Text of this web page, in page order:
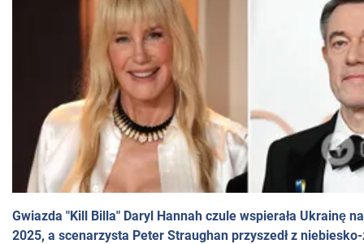
Gwiazda "Kill Billa" Daryl Hannah czule wspierała Ukrainę
2025, a scenarzysta Peter Straughan przyszedł z